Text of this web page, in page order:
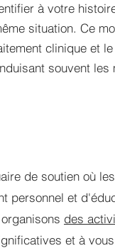
à votre
situation. Ce
clinique et
souvent
de soutien où
personnel et
des
et à